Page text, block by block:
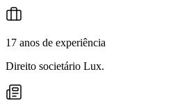
17 anos de experiência
Direito societário Lux.